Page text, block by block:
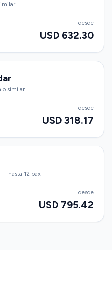
desde
USD 632.30
o similar
desde
USD 318.17
— hasta 12 pax
desde
USD 795.42